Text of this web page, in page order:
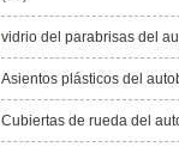
vidrio del parabrisas del
Asientos plásticos del
Cubiertas de rueda del